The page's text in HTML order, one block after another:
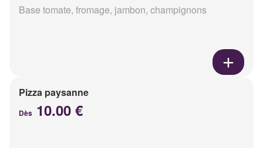
Base tomate, fromage, jambon, champignons
Pizza paysanne
Dès 10.00 €